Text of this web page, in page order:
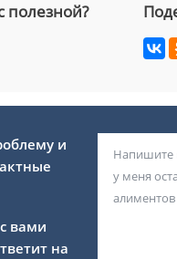
полезной?
и
вами
на